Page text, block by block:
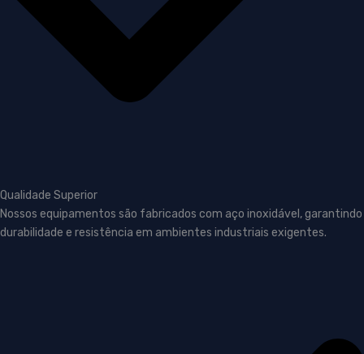
Qualidade Superior
Nossos equipamentos são fabricados com aço inoxidável, garantindo
durabilidade e resistência em ambientes industriais exigentes.